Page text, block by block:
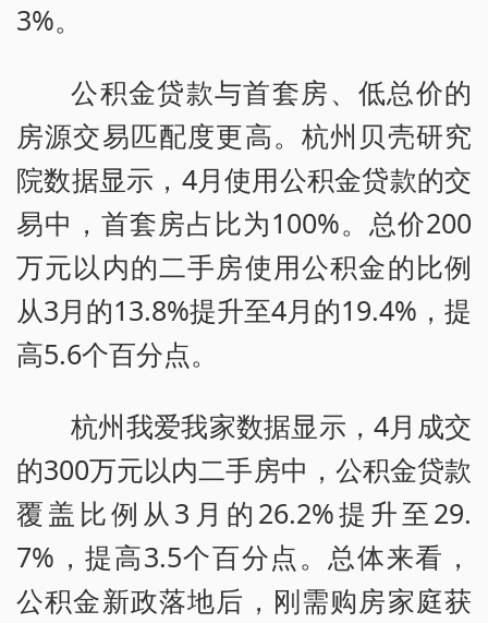
3%。
公积金贷款与首套房、低总价的
房源交易匹配度更高。杭州贝壳研究
院数据显示，4月使用公积金贷款的交
易中，首套房占比为100%。总价200
万元以内的二手房使用公积金的比例
从3月的13.8%提升至4月的19.4%，提
高5.6个百分点。
杭州我爱我家数据显示，4月成交
的300万元以内二手房中，公积金贷款
覆盖比例从3月的26.2%提升至29.
7%，提高3.5个百分点。总体来看，
公积金新政落地后，刚需购房家庭获